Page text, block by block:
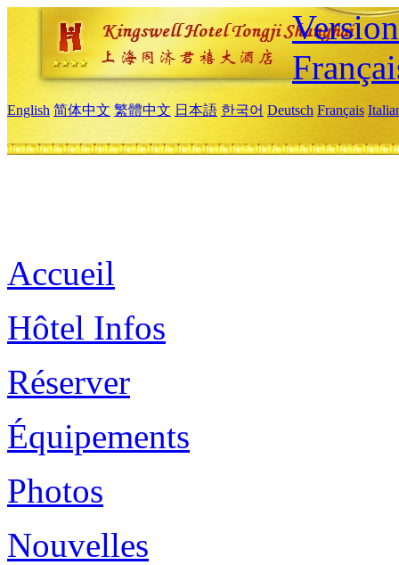
English 简体中文 繁體中文 日本語 한국어 Deutsch Français
Accueil
Hôtel Infos
Réserver
Équipements
Photos
Nouvelles